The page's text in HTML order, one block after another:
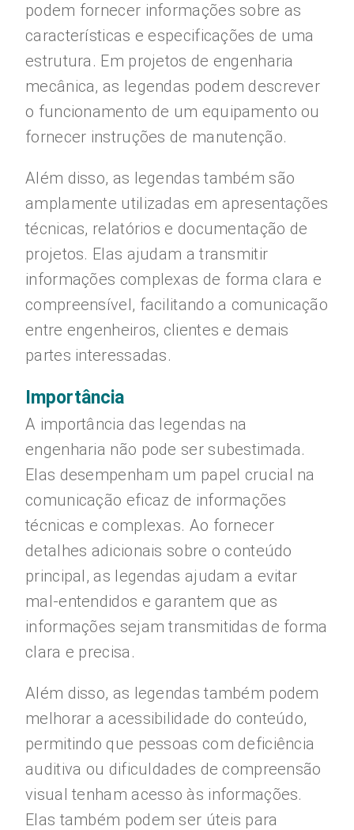
podem fornecer informações sobre as
características e especificações de uma
estrutura. Em projetos de engenharia
mecânica, as legendas podem descrever
o funcionamento de um equipamento ou
fornecer instruções de manutenção.
Além disso, as legendas também são
amplamente utilizadas em apresentações
técnicas, relatórios e documentação de
projetos. Elas ajudam a transmitir
informações complexas de forma clara e
compreensível, facilitando a comunicação
entre engenheiros, clientes e demais
partes interessadas.
Importância
A importância das legendas na
engenharia não pode ser subestimada.
Elas desempenham um papel crucial na
comunicação eficaz de informações
técnicas e complexas. Ao fornecer
detalhes adicionais sobre o conteúdo
principal, as legendas ajudam a evitar
mal-entendidos e garantem que as
informações sejam transmitidas de forma
clara e precisa.
Além disso, as legendas também podem
melhorar a acessibilidade do conteúdo,
permitindo que pessoas com deficiência
auditiva ou dificuldades de compreensão
visual tenham acesso às informações.
Elas também podem ser úteis para